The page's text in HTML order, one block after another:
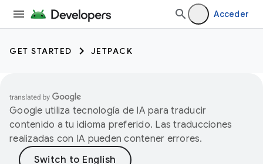
Acceder
GET STARTED JETPACK
Google utiliza tecnología de IA para traducir
contenido a tu idioma preferido. Las traducciones
realizadas con IA pueden contener errores.